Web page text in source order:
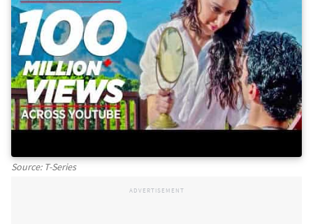
Source: T-Series